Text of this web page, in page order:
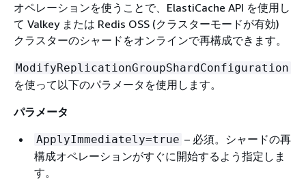
オペレーションを使うことで、ElastiCache API を使用し
て Valkey または Redis OSS (クラスターモードが有効)
クラスターのシャードをオンラインで再構成できます。
ModifyReplicationGroupShardConfiguration
を使って以下のパラメータを使用します。
パラメータ
ApplyImmediately=true – 必須。シャードの再
構成オペレーションがすぐに開始するよう指定しま
す。